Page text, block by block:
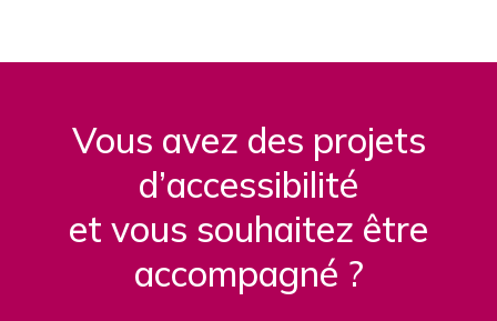
Vous avez des projets
d’accessibilité
et vous souhaitez être
accompagné ?